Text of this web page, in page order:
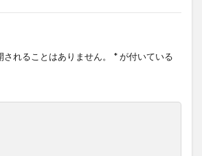
れることはありません。 *が付いている